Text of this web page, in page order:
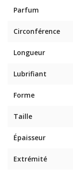
Parfum
Circonférence
Longueur
Lubrifiant
Forme
Taille
Épaisseur
Extrémité